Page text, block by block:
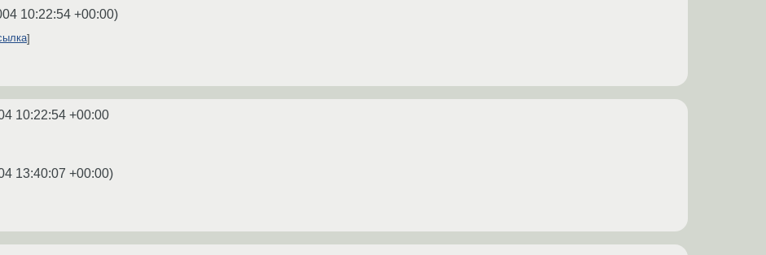
10:22:54 +00:00)
10:22:54 +00:00
13:40:07 +00:00)